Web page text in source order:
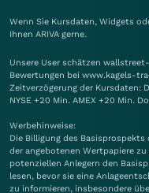
Wenn Sie Kursdaten, Widgets
Ihnen ARIVA gerne.
Unsere User schätzen
Bewertungen bei www.kagels-
Zeitverzögerung der Kursdaten:
NYSE +20 Min. AMEX +20 Min.
Werbehinweise:
Die Billigung des
der angebotenen Wertpapiere
potenziellen Anlegern den
lesen, bevor sie eine
zu informieren, insbesondere